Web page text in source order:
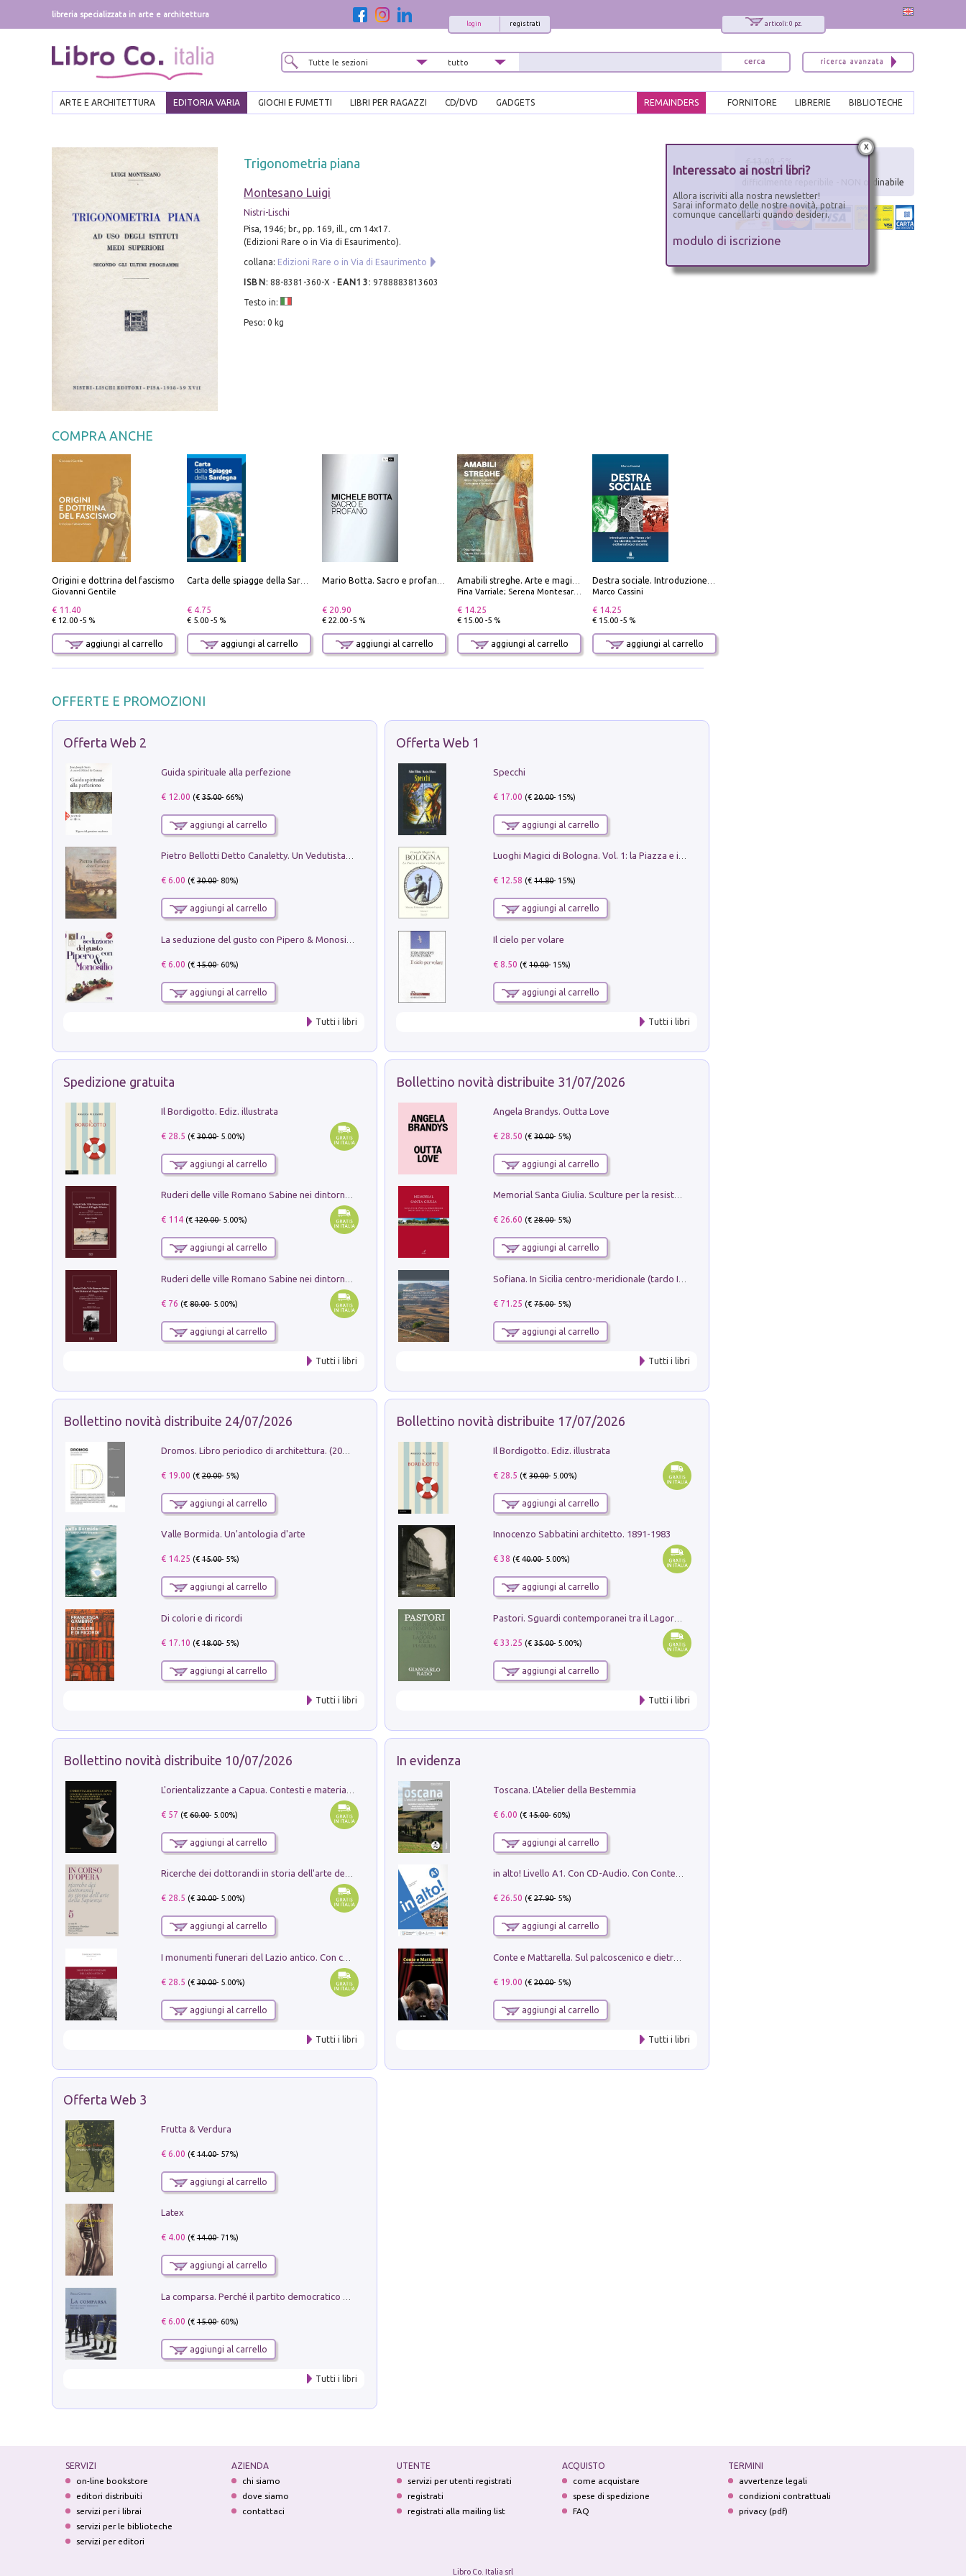
libreria specializzata in arte e architettura
articoli: 0 pz.
registrati
login
ARTE E ARCHITETTURA EDITORIA VARIA GIOCHI E FUMETTI LIBRI PER RAGAZZI CD/DVD GADGETS BIBLIOTECHE
LIBRERIE
FORNITORE
REMAINDERS
Trigonometria piana
Montesano Luigi
Nistri-Lischi
Pisa, 1946; br., pp. 169, ill., cm 14x17.
(Edizioni Rare o in Via di Esaurimento).
collana: Edizioni Rare o in Via di Esaurimento
ISBN : 88-8381-360-X - EAN13 : 9788883813603
Testo in:
Peso: 0 kg
COMPRA ANCHE
Origini e dottrina del fascismo
Giovanni Gentile
€ 11.40
€ 12.00 -5 %
aggiungi al carrello
Carta delle spiagge della Sardegna. Con custodia
€ 4.75
€ 5.00 -5 %
aggiungi al carrello
Mario Botta. Sacro e profano-Sacred and profane
€ 20.90
€ 22.00 -5 %
aggiungi al carrello
Amabili streghe. Arte e magie di Leonora Carrington e Remedios Varo
Pina Varriale; Serena Montesarchio
€ 14.25
€ 15.00 -5 %
aggiungi al carrello
Destra sociale. Introduzione alla «terza via», tra identità, comunità e alternativa al sistema
Marco Cassini
€ 14.25
€ 15.00 -5 %
aggiungi al carrello
OFFERTE E PROMOZIONI
Offerta Web 2
Guida spirituale alla perfezione
€ 12.00 (€35.00- 66%)
aggiungi al carrello
Pietro Bellotti Detto Canaletty. Un Vedutista Veneziano nella Francia dell'Ancien Régime
€ 6.00 (€30.00- 80%)
aggiungi al carrello
€ 6.00 (€15.00- 60%)
aggiungi al carrello
Tutti i libri
Offerta Web 1
Specchi
€ 17.00 (€20.00- 15%)
aggiungi al carrello
Luoghi Magici di Bologna. Vol. 1: la Piazza e i Suoi Simboli Segreti
€ 12.58 (€14.80- 15%)
aggiungi al carrello
Il cielo per volare
€ 8.50 (€10.00- 15%)
aggiungi al carrello
Tutti i libri
Spedizione gratuita
Il Bordigotto. Ediz. illustrata
€ 28.5 (€30.00- 5.00%)
aggiungi al carrello
Ruderi delle ville Romano Sabine nei dintorni di Poggio Mirteto. Illustrati dal dott.re prof.re cav.re Ercole Nardi regio ispettore degli scavi e monumenti. Anno 1885. Tavole e studio. Con 25 tavole fuori testo in cartella editoriale
€ 114(€120.00- 5.00%)
aggiungi al carrello
€ 76 (€80.00- 5.00%)
aggiungi al carrello
Tutti i libri
Bollettino novità distribuite 31/07/2026
Angela Brandys. Outta Love
€ 28.50 (€30.00- 5%)
aggiungi al carrello
Memorial Santa Giulia. Sculture per la resistenza Monchio di Palagano
€ 26.60 (€28.00- 5%)
aggiungi al carrello
€ 71.25 (€75.00- 5%)
aggiungi al carrello
Tutti i libri
Bollettino novità distribuite 24/07/2026
Dromos. Libro periodico di architettura. (2026). Vol. 15: Post-model
€ 19.00 (€20.00- 5%)
aggiungi al carrello
Valle Bormida. Un'antologia d'arte
€ 14.25 (€15.00- 5%)
aggiungi al carrello
Di colori e di ricordi
€ 17.10 (€18.00- 5%)
aggiungi al carrello
Tutti i libri
Bollettino novità distribuite 17/07/2026
Il Bordigotto. Ediz. illustrata
€ 28.5 (€30.00- 5.00%)
aggiungi al carrello
Innocenzo Sabbatini architetto. 1891-1983
€ 38 (€40.00- 5.00%)
aggiungi al carrello
€ 33.25 (€35.00- 5.00%)
aggiungi al carrello
Tutti i libri
Bollettino novità distribuite 10/07/2026
€ 57 (€60.00- 5.00%)
aggiungi al carrello
Ricerche dei dottorandi in storia dell'arte della Sapienza
€ 28.5 (€30.00- 5.00%)
aggiungi al carrello
I monumenti funerari del Lazio antico. Con cartella con tavole
€ 28.5 (€30.00- 5.00%)
aggiungi al carrello
Tutti i libri
In evidenza
Toscana. L'Atelier della Bestemmia
€ 6.00 (€15.00- 60%)
aggiungi al carrello
in alto! Livello A1. Con CD-Audio. Con Contenuto digitale per accesso on line
€ 26.50 (€27.90- 5%)
aggiungi al carrello
€ 19.00 (€20.00- 5%)
aggiungi al carrello
Tutti i libri
Offerta Web 3
Frutta & Verdura
€ 6.00 (€14.00- 57%)
aggiungi al carrello
Latex
€ 4.00 (€14.00- 71%)
aggiungi al carrello
€ 6.00 (€15.00- 60%)
aggiungi al carrello
Tutti i libri
difficilmente reperibile - NON ordinabile
SERVIZI
on-line bookstore
editori distribuiti
servizi per i librai
servizi per le biblioteche
servizi per editori
AZIENDA
chi siamo
dove siamo
contattaci
UTENTE
servizi per utenti registrati
registrati
registrati alla mailing list
ACQUISTO
come acquistare
spese di spedizione
FAQ
TERMINI
avvertenze legali
condizioni contrattuali
privacy (pdf)
Libro Co. Italia srl
x
Interessato ai nostri libri?
Allora iscriviti alla nostra newsletter!
Sarai informato delle nostre novità, potrai
comunque cancellarti quando desideri.
modulo di iscrizione